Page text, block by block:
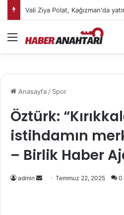
Menü
Anasayfa/ Spor
Öztürk:
istihdamın
– Birlik Haber
admin
Bir
Temmuz 22, 2025 0